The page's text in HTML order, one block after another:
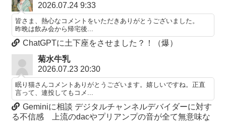
2026.07.24 9:33
皆さま、熱心なコメントをいただきありがとうございました。
昨晩は飲み会から帰宅後...
ChatGPTに土下座をさせました？！（爆）
菊水牛乳
2026.07.23 20:30
眠り猫さんコメントありがとうございます。嬉しいですね。正直
言って、連投してもコメ...
Geminiに相談 デジタルチャンネルデバイダーに対す
る不信感 上流のdacやプリアンプの音が全て無意味な